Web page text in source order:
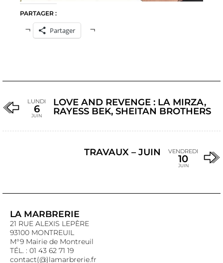
PARTAGER :
Partager
LUNDI
6
JUIN
LOVE AND REVENGE : LA MIRZA,
RAYESS BEK, SHEITAN BROTHERS
TRAVAUX – JUIN VENDREDI
10
JUIN
LA MARBRERIE
21 RUE ALEXIS LEPÈRE
93100 MONTREUIL
M°9 Mairie de Montreuil
TÉL. : 01 43 62 71 19
contact(@)lamarbrerie.fr